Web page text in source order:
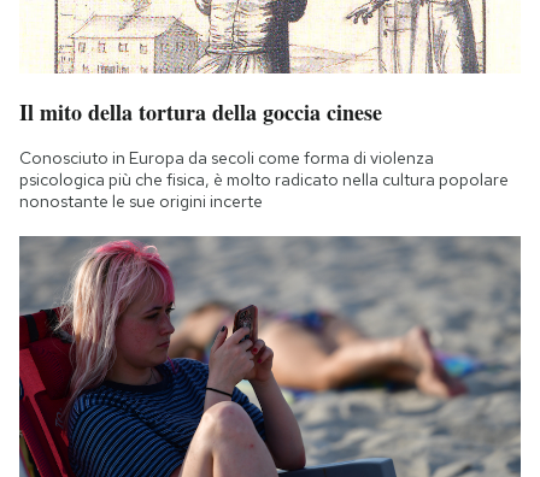
Il mito della tortura della goccia cinese
Conosciuto in Europa da secoli come forma di violenza
psicologica più che fisica, è molto radicato nella cultura popolare
nonostante le sue origini incerte